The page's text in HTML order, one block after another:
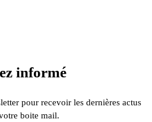
informé
pour recevoir les dernières actus
boite mail.